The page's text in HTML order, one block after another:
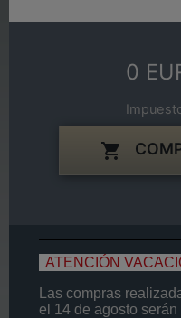
0

ATENCIÓN
Las compras
el 14 de agosto